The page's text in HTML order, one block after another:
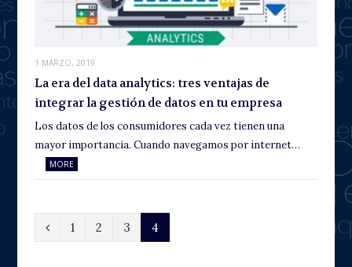
1 MARZO, 2019
La era del data analytics: tres ventajas de
integrar la gestión de datos en tu empresa
Los datos de los consumidores cada vez tienen una
mayor importancia. Cuando navegamos por internet…
MORE
P
1 2 3 4